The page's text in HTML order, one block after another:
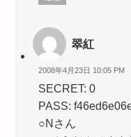
翠紅
2008年4月23日 10:05 PM
SECRET: 0
PASS:
○Nさん